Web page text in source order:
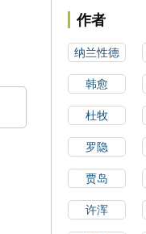
作者
纳兰性德
韩愈
杜牧
罗隐
贾岛
许浑